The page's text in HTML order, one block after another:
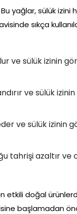
yağlar, sülük izini
sıkça
ve sülük izinin
ve sülük
ve sülük izinin
tahrişi azaltır ve
etkili doğal
başlamadan